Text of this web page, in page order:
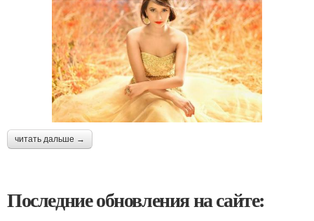
читать дальше →
Последние обновления на сайте: